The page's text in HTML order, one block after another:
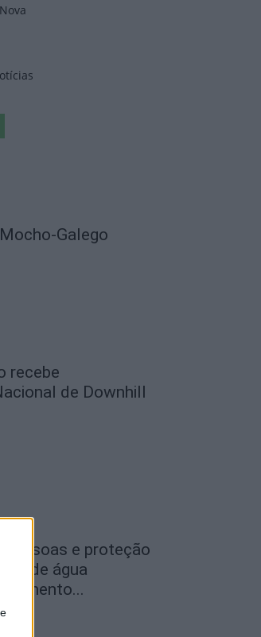
Galego
recebe
de Downhill
pessoas e proteção
de água